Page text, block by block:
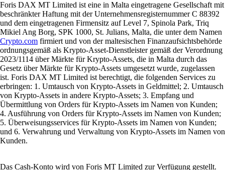
Foris DAX MT Limited ist eine in Malta eingetragene Gesellschaft mit
beschränkter Haftung mit der Unternehmensregisternummer C 88392
und dem eingetragenen Firmensitz auf Level 7, Spinola Park, Triq
Mikiel Ang Borg, SPK 1000, St. Julians, Malta, die unter dem Namen
Crypto.com firmiert und von der maltesischen Finanzaufsichtsbehörde
ordnungsgemäß als Krypto-Asset-Dienstleister gemäß der Verordnung
2023/1114 über Märkte für Krypto-Assets, die in Malta durch das
Gesetz über Märkte für Krypto-Assets umgesetzt wurde, zugelassen
ist. Foris DAX MT Limited ist berechtigt, die folgenden Services zu
erbringen: 1. Umtausch von Krypto-Assets in Geldmittel; 2. Umtausch
von Krypto-Assets in andere Krypto-Assets; 3. Empfang und
Übermittlung von Orders für Krypto-Assets im Namen von Kunden;
4. Ausführung von Orders für Krypto-Assets im Namen von Kunden;
5. Überweisungsservices für Krypto-Assets im Namen von Kunden;
und 6. Verwahrung und Verwaltung von Krypto-Assets im Namen von
Kunden.
Das Cash-Konto wird von Foris MT Limited zur Verfügung gestellt.